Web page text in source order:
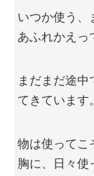
いつか使う、
あふれかえっ
まだまだ途
てきています。
物は使ってこ
胸に、日々使